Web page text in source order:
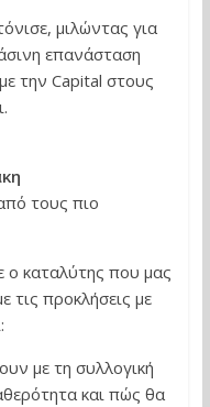
μιλώντας για
επανάσταση
την Capital στους
τους πιο
ο καταλύτης που μας
τις προκλήσεις με
με τη συλλογική
και πώς θα